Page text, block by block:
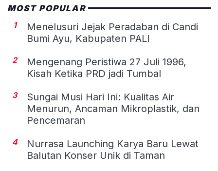
MOST POPULAR
1
Menelusuri Jejak Peradaban di Candi
Bumi Ayu, Kabupaten PALI
2
Mengenang Peristiwa 27 Juli 1996,
Kisah Ketika PRD jadi Tumbal
3
Sungai Musi Hari Ini: Kualitas Air
Menurun, Ancaman Mikroplastik, dan
Pencemaran
4
Nurrasa Launching Karya Baru Lewat
Balutan Konser Unik di Taman